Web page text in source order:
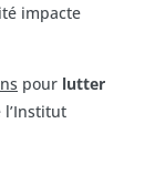
impacte
pour lutter
l’Institut